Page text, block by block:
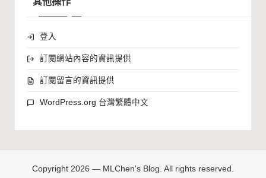
登入
訂閱網站內容的資訊提供
訂閱留言的資訊提供
WordPress.org 台灣繁體中文
Copyright 2026 — MLChen's Blog. All rights reserved.